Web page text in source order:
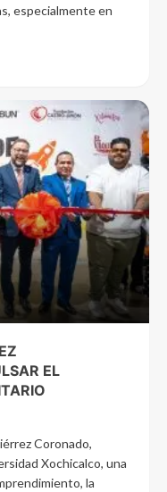
especialmente en
EL
Coronado,
Xochicalco, una
la